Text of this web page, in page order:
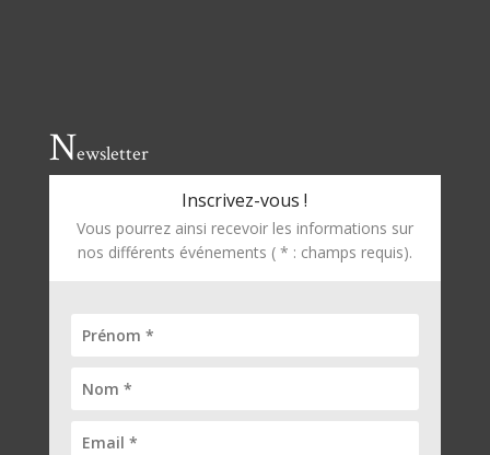
Newsletter
Inscrivez-vous !
Vous pourrez ainsi recevoir les informations sur
nos différents événements ( * : champs requis).